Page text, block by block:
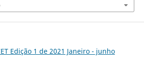
Edição 1 de 2021 Janeiro - junho